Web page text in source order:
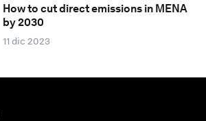
How to cut direct emissions in MENA
by 2030
11 dic 2023